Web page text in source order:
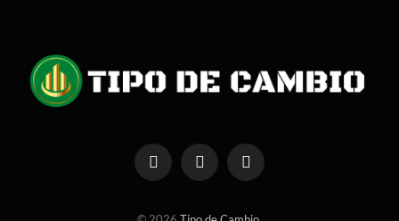
FacebookX
(Twitter)
Instagram